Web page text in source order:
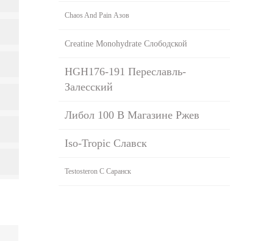
Chaos And Рain Азов
Creatine Monohydrate Слободской
HGH176-191 Переславль-
Залесский
Либол 100 В Магазине Ржев
Iso-Tropic Славск
Testosteron C Саранск